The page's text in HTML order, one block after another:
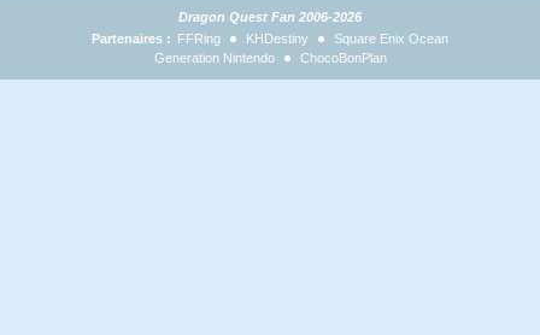
Dragon Quest Fan 2006-2026
Partenaires : FFRing KHDestiny
Square Enix Ocean
Generation Nintendo
ChocoBonPlan